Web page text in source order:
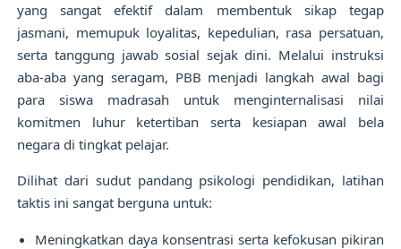
yang sangat efektif dalam membentuk sikap tegap
jasmani, memupuk loyalitas, kepedulian, rasa persatuan,
serta tanggung jawab sosial sejak dini. Melalui instruksi
aba-aba yang seragam, PBB menjadi langkah awal bagi
para siswa madrasah untuk menginternalisasi nilai
komitmen luhur ketertiban serta kesiapan awal bela
negara di tingkat pelajar.
Dilihat dari sudut pandang psikologi pendidikan, latihan
taktis ini sangat berguna untuk:
Meningkatkan daya konsentrasi serta kefokusan pikiran